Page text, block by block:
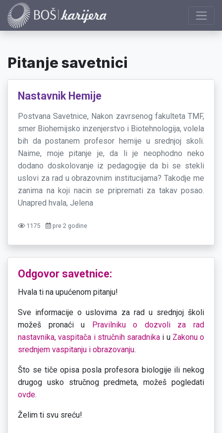
Pitanje savetnici
Nastavnik Hemije
Postvana Savetnice, Nakon zavrsenog fakulteta TMF,
smer Biohemijsko inzenjerstvo i Biotehnologija, volela
bih da postanem profesor hemije u srednjoj skoli.
Naime, moje pitanje je, da li je neophodno neko
dodano doskolovanje iz pedagogije da bi se stekli
uslovi za rad u obrazovnim institucijama? Takodje me
zanima na koji nacin se pripremati za takav posao.
Unapred hvala, Jelena
1175 pre 2 godine
Odgovor savetnice:
Hvala ti na upućenom pitanju!
Sve informacije o uslovima za rad u srednjoj školi
možeš pronaći u
Pravilniku o dozvoli za rad
nastavnika, vaspitača i stručnih saradnika i u Zakonu o
srednjem vaspitanju i obrazovanju.
Što se tiče opisa posla profesora biologije ili nekog
drugog usko stručnog predmeta, možeš pogledati
ovde.
Želim ti svu sreću!